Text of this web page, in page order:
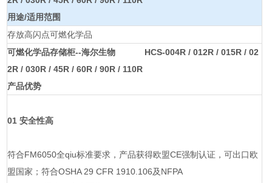
用途/适用范围
存放高闪点可燃化学品
可燃化学品存储柜--海尔生物 HCS-004R / 012R / 015R / 02
2R / 030R / 45R / 60R / 90R / 110R
产品优势
01 安全性高
符合FM6050全qiu标准要求，产品获得欧盟CE强制认证，可出口欧
盟国家；符合OSHA 29 CFR 1910.106及NFPA